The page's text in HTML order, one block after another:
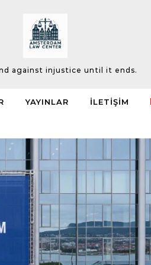
against injustice until it ends.
YAYINLAR İLETIŞIM